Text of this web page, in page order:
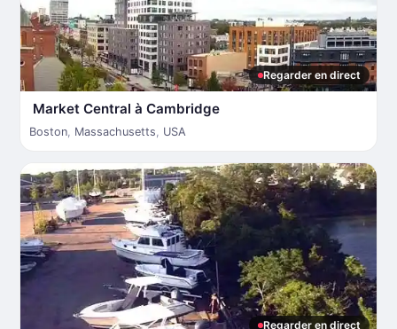
Regarder en direct
Market Central à Cambridge
Boston, Massachusetts, USA
Regarder en direct